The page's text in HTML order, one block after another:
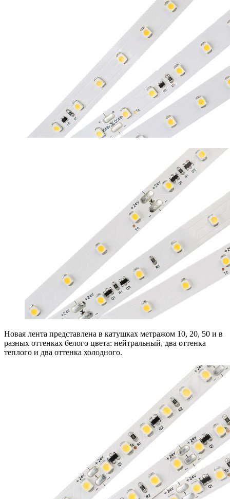
Новая лента представлена в катушках метражом 10, 20, 50 и в
разных оттенках белого цвета: нейтральный, два оттенка
теплого и два оттенка холодного.